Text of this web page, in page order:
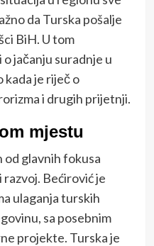
da Turska pošalje
BiH. U tom
jačanju suradnje u
je riječ o
i drugih prijetnji.
mjestu
od glavnih fokusa
razvoj. Bećirović je
ulaganja turskih
sa posebnim
projekte. Turska je